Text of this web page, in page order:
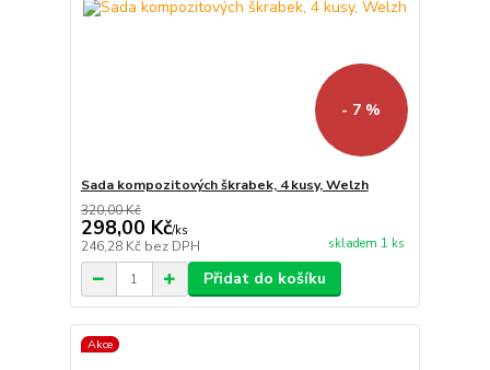
- 7 %
Sada kompozitových škrabek, 4 kusy, Welzh
320,00 Kč
298,00 Kč/ks
246,28 Kč bez DPH skladem 1 ks
Přidat do košíku
Akce